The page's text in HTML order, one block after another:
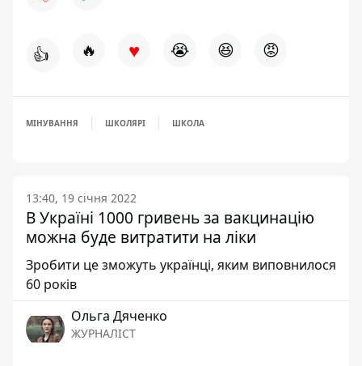
👍 🔥 ♥ 😭 😆 😡
МІНУВАННЯ ШКОЛЯРІ ШКОЛА
13:40, 19 січня 2022
В Україні 1000 гривень за вакцинацію
можна буде витратити на ліки
Зробити це зможуть українці, яким виповнилося
60 років
Ольга Дяченко
ЖУРНАЛІСТ